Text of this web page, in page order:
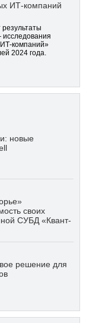
ИТ-компаний
результаты
компаний»
2024 года.
новые
своих
СУБД «Квант-
решение для